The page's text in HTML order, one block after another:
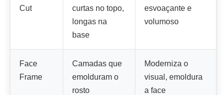
Cut
curtas no topo,
longas na
base
esvoaçante e
volumoso
Face
Frame
Camadas que
emolduram o
rosto
Moderniza o
visual, emoldura
a face